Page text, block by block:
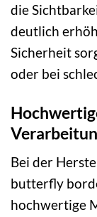
die
deutlich
Sicherheit
oder bei
Bei der
butterfly
hochwertige